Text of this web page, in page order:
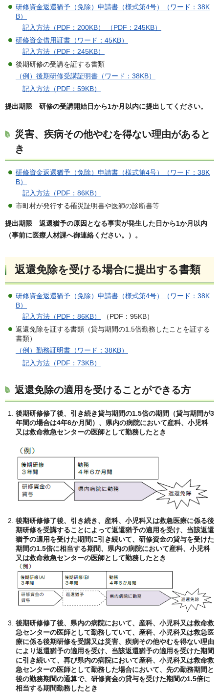
研修資金返還猶予（免除）申請書（様式第4号）（ワード：38K
B）
記入方法（PDF：200KB） （PDF：245KB）
研修資金借用証書（ワード：45KB）
記入方法（PDF：245KB）
後期研修の受講を証する書類
（例）後期研修受講証明書（ワード：38KB）
記入方法（PDF：59KB）
提出期限 研修の受講開始日から1か月以内に提出してください。
災害、疾病その他やむを得ない理由があると
き
研修資金返還猶予（免除）申請書（様式第4号）（ワード：38K
B）
記入方法（PDF：86KB）
市町村が発行する罹災証明書や医師の診断書等
提出期限 返還猶予の原因となる事実が発生した日から1か月以内
（事前に医療人材課へ御連絡ください。）。
返還免除を受ける場合に提出する書類
研修資金返還猶予（免除）申請書（様式第4号）（ワード：38K
B）
記入方法（PDF：86KB）
（PDF：95KB）
返還免除を証する書類（貸与期間の1.5倍勤務したことを証する
書類）
（例）勤務証明書（ワード：38KB）
記入方法（PDF：73KB）
返還免除の適用を受けることができる方
後期研修修了後、引き続き貸与期間の1.5倍の期間（貸与期間が3
年間の場合は4年6か月間）、県内の病院において産科、小児科
又は救命救急センターの医師として勤務したとき
後期研修修了後、引き続き、産科、小児科又は救急医療に係る後
期研修を受講することによって返還猶予の適用を受け、当該返還
猶予の適用を受けた期間に引き続いて、研修資金の貸与を受けた
期間の1.5倍に相当する期間、県内の病院において産科、小児科
又は救命救急センターの医師として勤務したとき
後期研修修了後、県内の病院において、産科、小児科又は救命救
急センターの医師として勤務していて、産科、小児科又は救急医
療に係る後期研修を受講又は災害、疾病その他やむを得ない理由
により返還猶予の適用を受け、当該返還猶予の適用を受けた期間
に引き続いて、再び県内の病院において産科、小児科又は救命救
急センターの医師として勤務した場合において、先の勤務期間と
後の勤務期間の通算で、研修資金の貸与を受けた期間の1.5倍に
相当する期間勤務したとき